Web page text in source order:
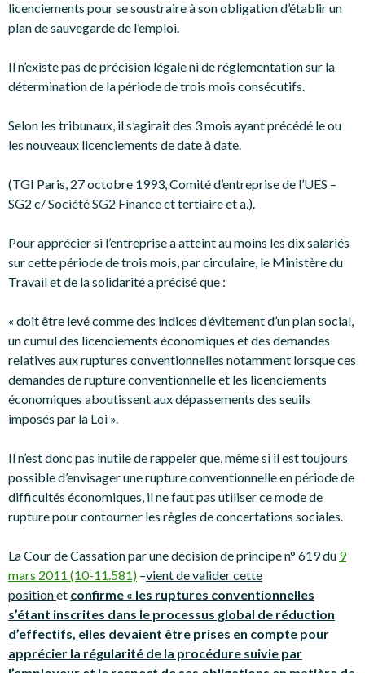
licenciements pour se soustraire à son obligation d’établir un
plan de sauvegarde de l’emploi.
Il n’existe pas de précision légale ni de réglementation sur la
détermination de la période de trois mois consécutifs.
Selon les tribunaux, il s’agirait des 3 mois ayant précédé le ou
les nouveaux licenciements de date à date.
(TGI Paris, 27 octobre 1993, Comité d’entreprise de l’UES –
SG2 c/ Société SG2 Finance et tertiaire et a.).
Pour apprécier si l’entreprise a atteint au moins les dix salariés
sur cette période de trois mois, par circulaire, le Ministère du
Travail et de la solidarité a précisé que :
« doit être levé comme des indices d’évitement d’un plan social,
un cumul des licenciements économiques et des demandes
relatives aux ruptures conventionnelles notamment lorsque ces
demandes de rupture conventionnelle et les licenciements
économiques aboutissent aux dépassements des seuils
imposés par la Loi ».
Il n’est donc pas inutile de rappeler que, même si il est toujours
possible d’envisager une rupture conventionnelle en période de
difficultés économiques, il ne faut pas utiliser ce mode de
rupture pour contourner les règles de concertations sociales.
La Cour de Cassation par une décision de principe n° 619 du 9
mars 2011 (10-11.581) –vient de valider cette
positionet confirme « les ruptures conventionnelles
s’étant inscrites dans le processus global de réduction
d’effectifs, elles devaient être prises en compte pour
apprécier la régularité de la procédure suivie par